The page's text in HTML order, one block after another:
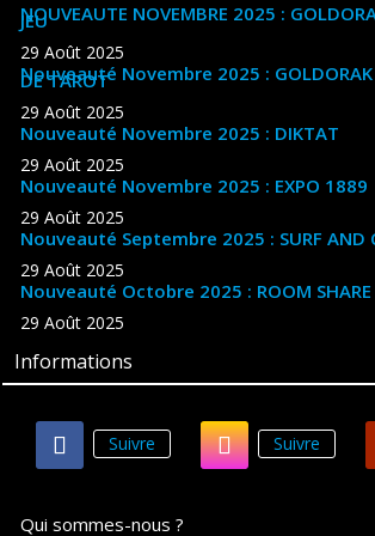
NOUVEAUTE NOVEMBRE 2025 :
JEU
29 Août 2025
Nouveauté Novembre 2025 : GOLDORAK
DE TAROT
29 Août 2025
Nouveauté Novembre 2025 : DIKTAT
29 Août 2025
Nouveauté Novembre 2025 : EXPO 1889
29 Août 2025
Nouveauté Septembre 2025 : SURF AND
29 Août 2025
Nouveauté Octobre 2025 : ROOM SHARE
29 Août 2025
Informations
Suivre Suivre
Qui sommes-nous ?